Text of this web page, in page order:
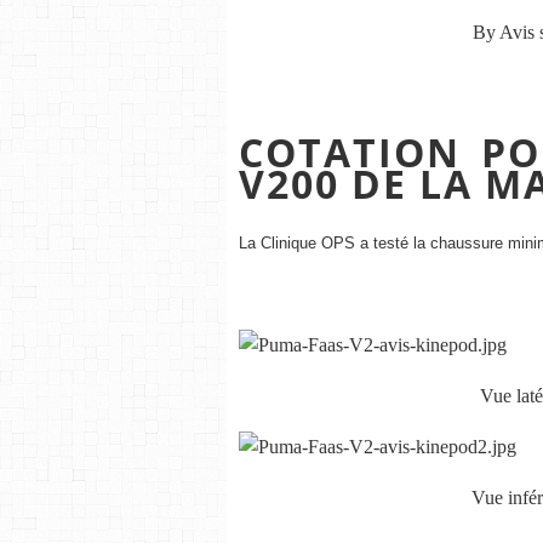
By Avis
COTATION
V200 DE LA
La Clinique OPS a testé la chaussure
Vue
Vue